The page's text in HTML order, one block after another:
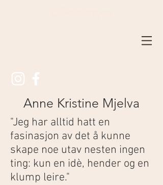
Anne Kristine Mjelva
"Jeg har alltid hatt en
fasinasjon av det å kunne
skape noe utav nesten ingen
ting: kun en idè, hender og en
klump leire."